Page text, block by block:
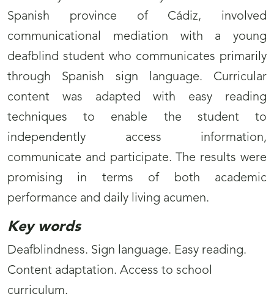
Spanish province of Cádiz, involved
communicational mediation with a young
deafblind student who communicates primarily
through Spanish sign language. Curricular
content was adapted with easy reading
techniques to enable the student to
independently access information,
communicate and participate. The results were
promising in terms of both academic
performance and daily living acumen.
Key words
Deafblindness. Sign language. Easy reading.
Content adaptation. Access to school
curriculum.